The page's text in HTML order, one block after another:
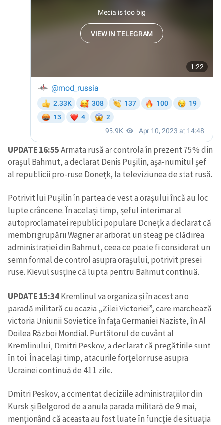
UPDATE 16:55Armata rusă ar controla în prezent 75% din
orașul Bahmut, a declarat Denis Puşilin, așa-numitul șef
al republicii pro-ruse Doneţk, la televiziunea de stat rusă.
Potrivit lui Pușilin în partea de vest a orașului încă au loc
lupte crâncene. În același timp, șeful interimar al
autoproclamatei republici populare Donețk a declarat că
membri grupării Wagner ar arborat un steag pe clădirea
administrației din Bahmut, ceea ce poate fi considerat un
semn formal de control asupra orașului, potrivit presei
ruse. Kievul susține că lupta pentru Bahmut continuă.
UPDATE 15:34Kremlinul va organiza și în acest an o
paradă militară cu ocazia „Zilei Victoriei”, care marchează
victoria Uniunii Sovietice în fața Germaniei Naziste, în Al
Doilea Război Mondial. Purtătorul de cuvânt al
Kremlinului, Dmitri Peskov, a declarat că pregătirile sunt
în toi. În același timp, atacurile forțelor ruse asupra
Ucrainei continuă de 411 zile.
Dmitri Peskov, a comentat deciziile administrațiilor din
Kursk și Belgorod de a anula parada militară de 9 mai,
menționând că aceasta au fost luate în funcție de situația